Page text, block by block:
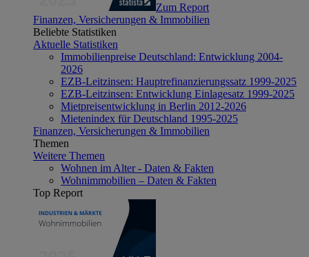
Zum Report
Finanzen, Versicherungen & Immobilien
Beliebte Statistiken
Aktuelle Statistiken
Immobilienpreise Deutschland: Entwicklung 2004-
2026
EZB-Leitzinsen: Hauptrefinanzierungssatz 1999-2025
EZB-Leitzinsen: Entwicklung Einlagesatz 1999-2025
Mietpreisentwicklung in Berlin 2012-2026
Mietenindex für Deutschland 1995-2025
Finanzen, Versicherungen & Immobilien
Themen
Weitere Themen
Wohnen im Alter - Daten & Fakten
Wohnimmobilien – Daten & Fakten
Top Report